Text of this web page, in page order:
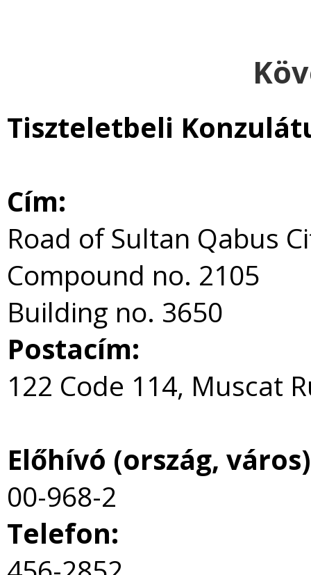
Tiszteletbeli
Cím:
Road of Sultan Qabus
Compound no. 2105
Building no. 3650
Postacím:
122 Code 114, Muscat
Előhívó (ország,
00-968-2
Telefon: